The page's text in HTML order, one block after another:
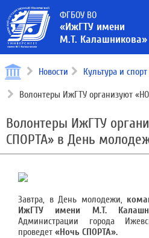
ФГБОУ ВО
«ИжГТУ имени
М.Т. Калашникова»
Новости Культура и спорт
Волонтеры ИжГТУ организуют
Волонтеры ИжГТУ
СПОРТА» в День
Завтра, в День молодежи,
ИжГТУ
имени М.Т.
Администрации города
проведет «Ночь СПОРТА».